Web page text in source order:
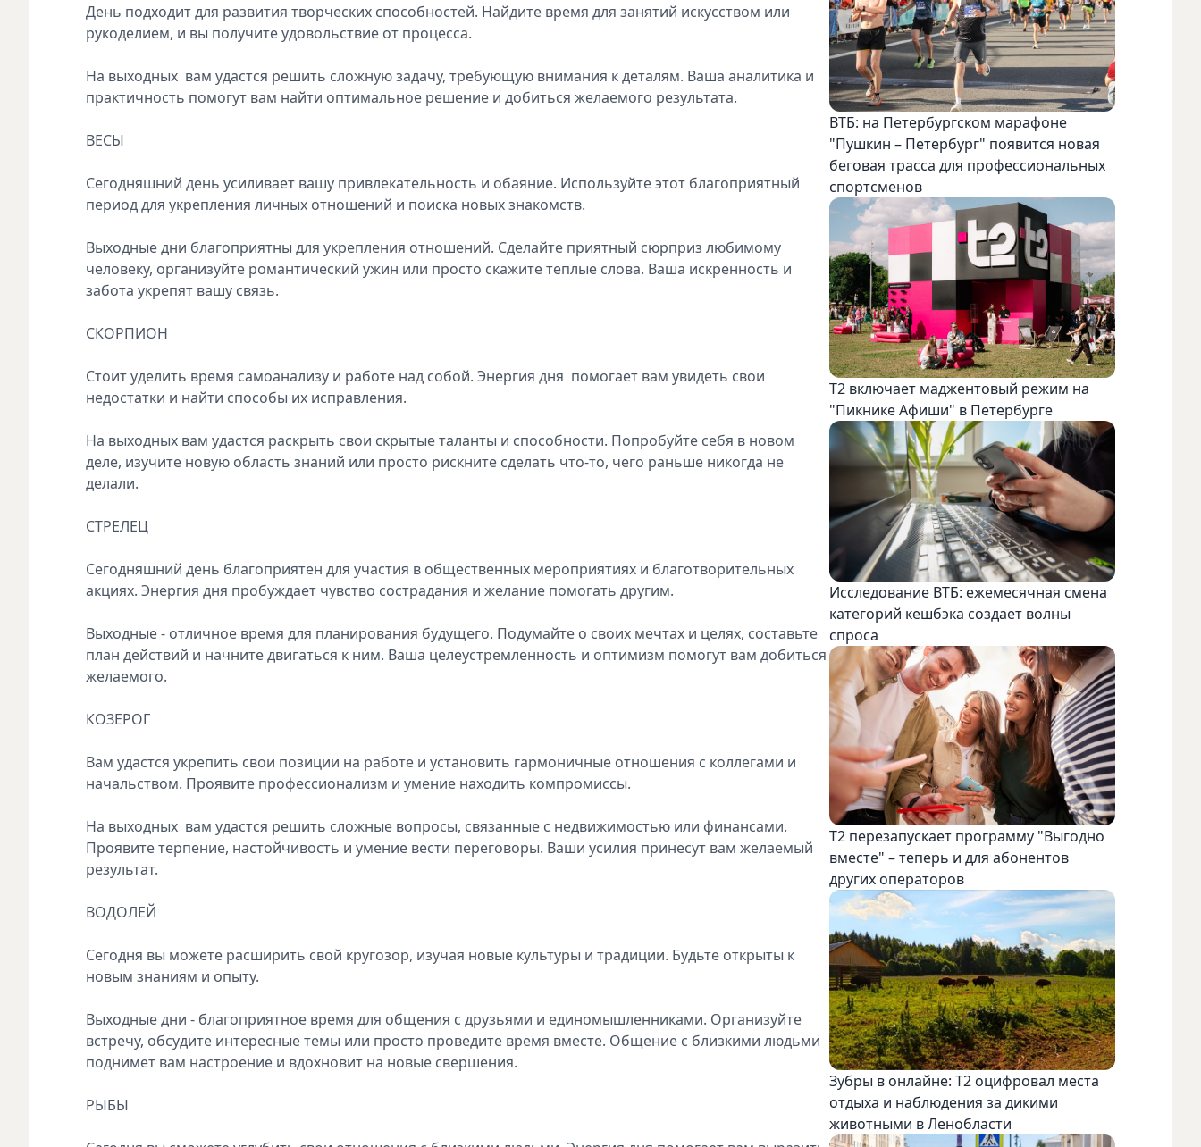
День подходит для развития творческих способностей. Найдите время для занятий искусством или
рукоделием, и вы получите удовольствие от процесса.
На выходных вам удастся решить сложную задачу, требующую внимания к деталям. Ваша аналитика и
практичность помогут вам найти оптимальное решение и добиться желаемого результата.
ВЕСЫ
Сегодняшний день усиливает вашу привлекательность и обаяние. Используйте этот благоприятный
период для укрепления личных отношений и поиска новых знакомств.
Выходные дни благоприятны для укрепления отношений. Сделайте приятный сюрприз любимому
человеку, организуйте романтический ужин или просто скажите теплые слова. Ваша искренность и
забота укрепят вашу связь.
СКОРПИОН
Стоит уделить время самоанализу и работе над собой. Энергия дня помогает вам увидеть свои
недостатки и найти способы их исправления.
На выходных вам удастся раскрыть свои скрытые таланты и способности. Попробуйте себя в новом
деле, изучите новую область знаний или просто рискните сделать что-то, чего раньше никогда не
делали.
СТРЕЛЕЦ
Сегодняшний день благоприятен для участия в общественных мероприятиях и благотворительных
акциях. Энергия дня пробуждает чувство сострадания и желание помогать другим.
Выходные - отличное время для планирования будущего. Подумайте о своих мечтах и целях, составьте
план действий и начните двигаться к ним. Ваша целеустремленность и оптимизм помогут вам добиться
желаемого.
КОЗЕРОГ
Вам удастся укрепить свои позиции на работе и установить гармоничные отношения с коллегами и
начальством. Проявите профессионализм и умение находить компромиссы.
На выходных вам удастся решить сложные вопросы, связанные с недвижимостью или финансами.
Проявите терпение, настойчивость и умение вести переговоры. Ваши усилия принесут вам желаемый
результат.
ВОДОЛЕЙ
Сегодня вы можете расширить свой кругозор, изучая новые культуры и традиции. Будьте открыты к
новым знаниям и опыту.
Выходные дни - благоприятное время для общения с друзьями и единомышленниками. Организуйте
встречу, обсудите интересные темы или просто проведите время вместе. Общение с близкими людьми
поднимет вам настроение и вдохновит на новые свершения.
РЫБЫ
ВТБ: на Петербургском марафоне
"Пушкин – Петербург" появится новая
беговая трасса для профессиональных
спортсменов
Т2 включает маджентовый режим на
"Пикнике Афиши" в Петербурге
Исследование ВТБ: ежемесячная смена
категорий кешбэка создает волны
спроса
Т2 перезапускает программу "Выгодно
вместе" – теперь и для абонентов
других операторов
Зубры в онлайне: Т2 оцифровал места
отдыха и наблюдения за дикими
животными в Ленобласти